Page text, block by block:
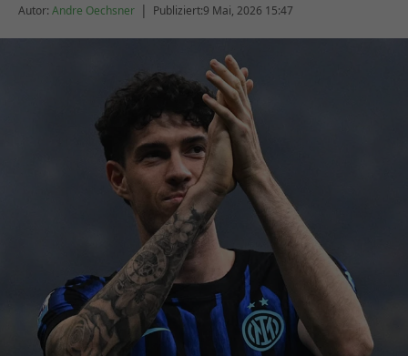
Autor: Andre Oechsner | Publiziert:9 Mai, 2026 15:47